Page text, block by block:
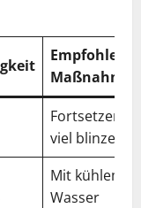
Empfohlene
Maßnahme
Fortsetzen,
viel blinzeln
Mit kühlem
Wasser